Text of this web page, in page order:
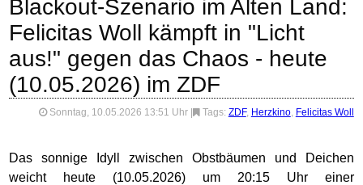
Blackout-Szenario im Alten Land:
Felicitas Woll kämpft in "Licht
aus!" gegen das Chaos - heute
(10.05.2026) im ZDF
Sonntag, 10.05.2026 13:51 Uhr Tags: ZDF, Herzkino, Felicitas Woll
Das sonnige Idyll zwischen Obstbäumen und Deichen
weicht heute (10.05.2026) um 20:15 Uhr einer